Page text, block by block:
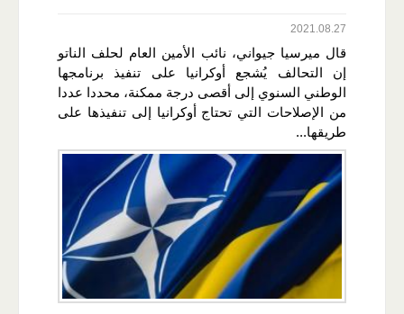
2021.08.27
قال ميرسيا جيواني، نائب الأمين العام لحلف الناتو
إن التحالف يُشجع أوكرانيا على تنفيذ برنامجها
الوطني السنوي إلى أقصى درجة ممكنة، محددا عددا
من الإصلاحات التي تحتاج أوكرانيا إلى تنفيذها على
طريقها...